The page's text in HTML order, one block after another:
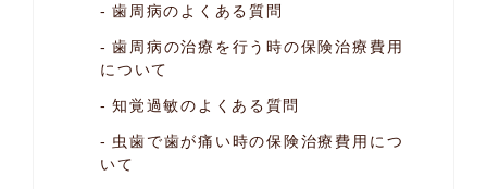
歯周病のよくある質問
歯周病の治療を行う時の保険治療費用
について
知覚過敏のよくある質問
虫歯で歯が痛い時の保険治療費用につ
いて